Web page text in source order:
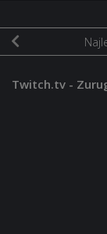
Twitch.tv -